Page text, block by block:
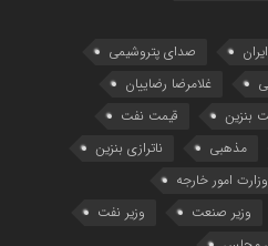
صدای پتروشیمی
غلامرضا رضاییان
بنزین
قیمت نفت
مذهبی
ناترازی بنزین
وزارت امور خارجه
وزیر صنعت
وزیر نفت